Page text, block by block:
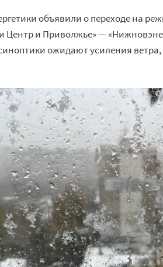
объявили о переходе на
Центр и Приволжье» —
ожидают усиления ветра,